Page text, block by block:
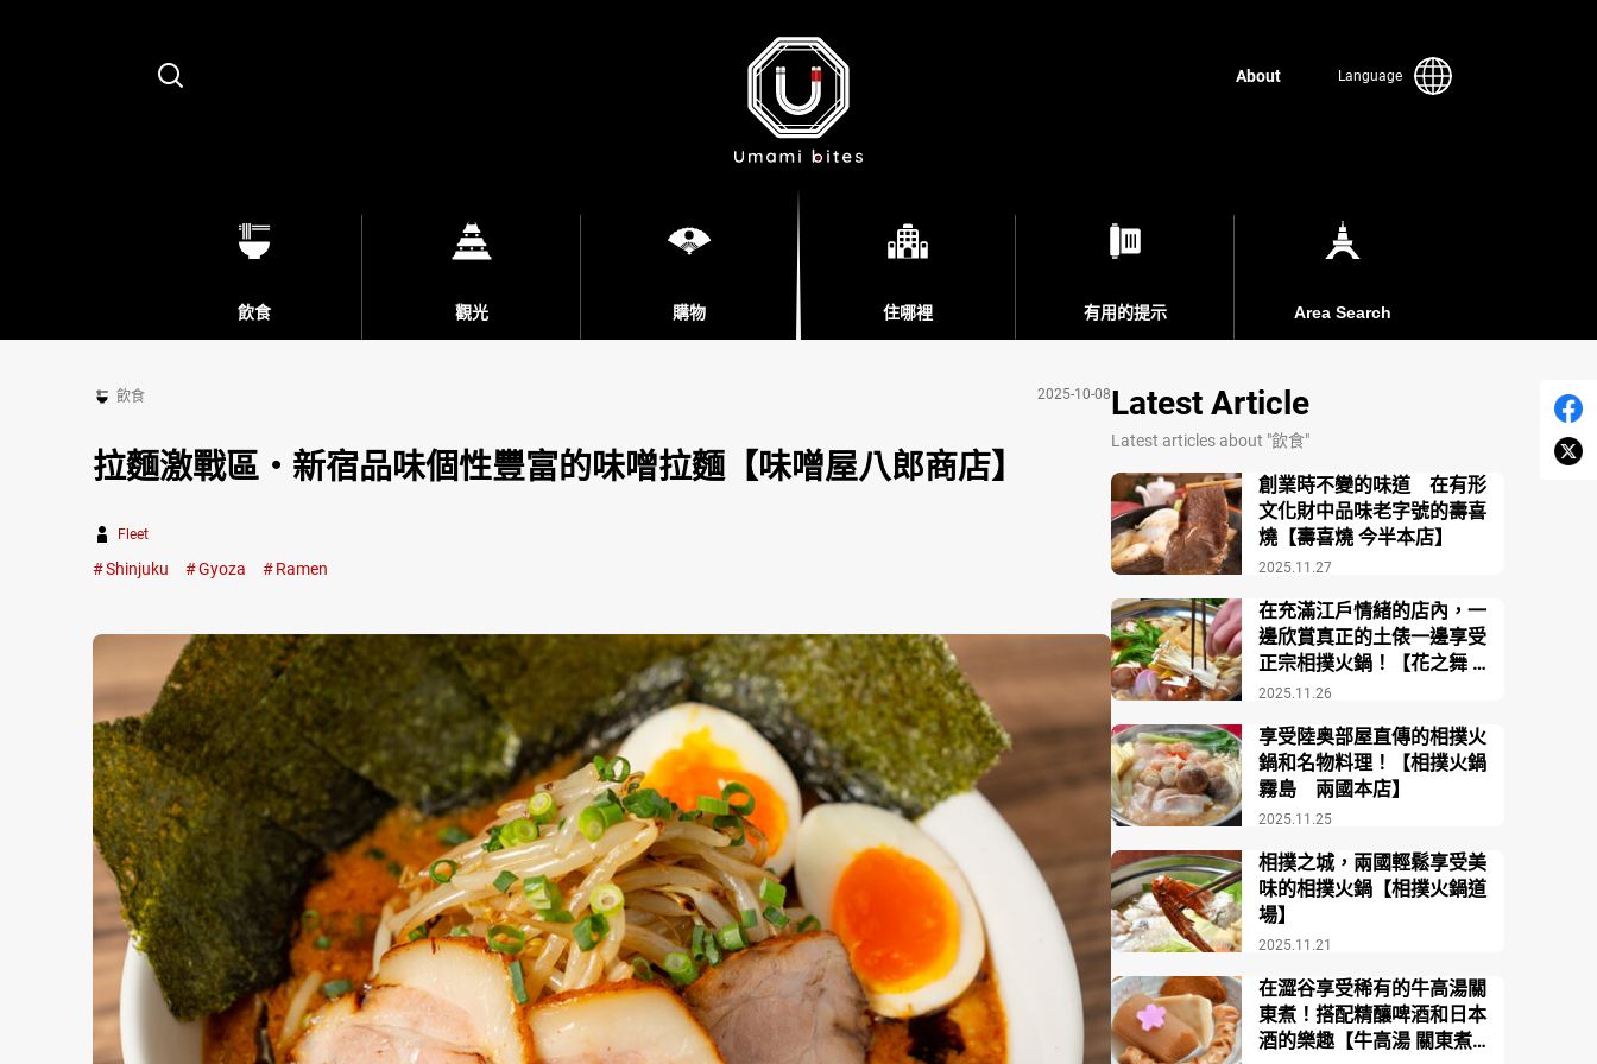
Search
About Language
飲食 觀光 購物 住哪裡 有用的提示 Area Search
飲食 2025-10-08
拉麵激戰區・新宿品味個性豐富的味噌拉麵【味噌屋八郎商店】
Fleet
Shinjuku Gyoza Ramen
Latest Article
Latest articles about "飲食"
2025.11.27
創業時不變的味道 在有形
文化財中品味老字號的壽喜
燒【壽喜燒 今半本店】
2025.11.26
在充滿江戶情緒的店內，一
邊欣賞真正的土俵一邊享受
正宗相撲火鍋！【花之舞 江
戶東京博物館前店】
2025.11.25
享受陸奥部屋直傳的相撲火
鍋和名物料理！【相撲火鍋
霧島 兩國本店】
2025.11.21
相撲之城，兩國輕鬆享受美
味的相撲火鍋【相撲火鍋道
場】
在澀谷享受稀有的牛高湯關
東煮！搭配精釀啤酒和日本
酒的樂趣【牛高湯 關東煮酒